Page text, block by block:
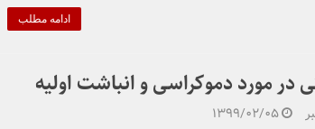
ادامه مطلب
در مورد دموکراسی و انباشت اولیه
۱۳۹۹/۰۲/۰۵